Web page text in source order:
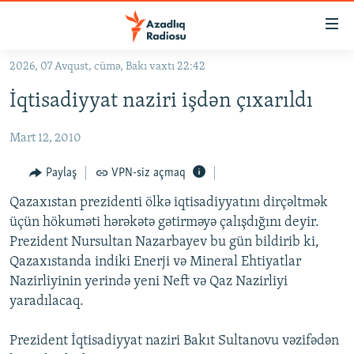
Əsas
qayıt
naviqasiyaya
Axtarışa
keç
#İZAHLA
KORRUPSIOMETR
#ƏSLINDƏ
FƏRQƏ BAX
QANUNI DOĞRU
ARAŞDIRMA
MULTIMEDIA
FOTOQALEREYA
RADIO ARXIV
OXU ZALI
HAQQIMIZDA
2026, 07 Avqust, cümə, Bakı vaxtı 22:42
İqtisadiyyat naziri işdən çıxarıldı
Mart 12, 2010
Paylaş VPN-siz açmaq
Qazaxıstan prezidenti ölkə iqtisadiyyatını dirçəltmək
üçün hökuməti hərəkətə gətirməyə çalışdığını deyir.
Prezident Nursultan Nazarbayev bu gün bildirib ki,
Qazaxıstanda indiki Enerji və Mineral Ehtiyatlar
Nazirliyinin yerində yeni Neft və Qaz Nazirliyi
yaradılacaq.
Prezident İqtisadiyyat naziri Bakıt Sultanovu vəzifədən